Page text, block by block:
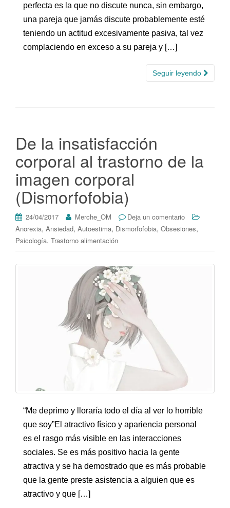
perfecta es la que no discute nunca, sin embargo,
una pareja que jamás discute probablemente esté
teniendo un actitud excesivamente pasiva, tal vez
complaciendo en exceso a su pareja y […]
Seguir leyendo
De la insatisfacción
corporal al trastorno de la
imagen corporal
(Dismorfofobia)
24/04/2017 Merche_OM
Deja un comentario
Anorexia, Ansiedad, Autoestima, Dismorfofobia, Obsesiones,
Psicología, Trastorno alimentación
“Me deprimo y lloraría todo el día al ver lo horrible
que soy”El atractivo físico y apariencia personal
es el rasgo más visible en las interacciones
sociales. Se es más positivo hacia la gente
atractiva y se ha demostrado que es más probable
que la gente preste asistencia a alguien que es
atractivo y que […]